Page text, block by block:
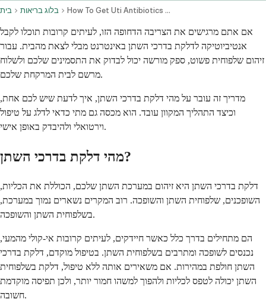
בית בלוג בריאות How To Get Uti Antibiotics Online Step By Step Guide
אם אתם מרגישים את הצריבה הדחופה הזו, לעיתים קרובות תוכלו לקבל
אנטיביוטיקה לדלקת בדרכי השתן באינטרנט מבלי לצאת מהבית. עבור
זיהום שלפוחית פשוט, ספק מורשה יכול לבדוק את התסמינים שלכם ולשלוח
מרשם לבית המרקחת שלכם.
מדריך זה עובר על מהי דלקת בדרכי השתן, איך לדעת שיש לכם אחת,
וכיצד התהליך המקוון עובד. הוא מכסה גם מתי כדאי לדלג על טיפול
וירטואלי ולהיבדק באופן אישי.
מהי דלקת בדרכי השתן?
דלקת בדרכי השתן היא זיהום במערכת השתן שלכם, הכוללת את הכליות,
השופכנים, שלפוחית השתן והשופכה. רוב המקרים נשארים נמוך במערכת,
בשלפוחית השתן והשופכה.
הם מתחילים בדרך כלל כאשר חיידקים, לעיתים קרובות אי-קולי מהמעי,
נכנסים לשופכה ומתרבים בשלפוחית השתן. בטיפול מוקדם, דלקת בדרכי
השתן חולפת במהירות. אם משאירים אותה ללא טיפול, דלקת בשלפוחית
השתן יכולה לטפס לכליות ולהפוך למשהו חמור יותר, ולכן תפיסה מוקדמת
חשובה.